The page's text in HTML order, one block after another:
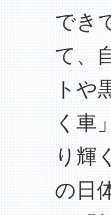
でき
て、
トや
く車
り輝
の日